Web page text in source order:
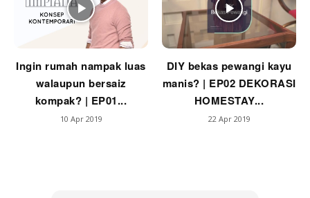
Ingin rumah nampak luas
walaupun bersaiz
kompak? | EP01...
10 Apr 2019
DIY bekas pewangi kayu
manis? | EP02 DEKORASI
HOMESTAY...
22 Apr 2019